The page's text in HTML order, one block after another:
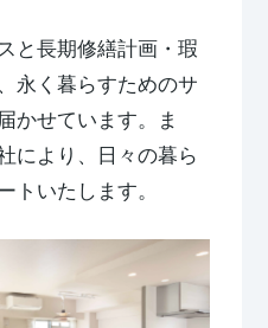
と長期修繕計画・瑕
永く暮らすためのサ
かせています。ま
により、日々の暮ら
トいたします。